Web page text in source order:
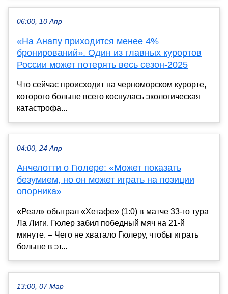
06:00, 10 Апр
«На Анапу приходится менее 4%
бронирований». Один из главных курортов
России может потерять весь сезон-2025
Что сейчас происходит на черноморском курорте,
которого больше всего коснулась экологическая
катастрофа...
04:00, 24 Апр
Анчелотти о Гюлере: «Может показать
безумием, но он может играть на позиции
опорника»
«Реал» обыграл «Хетафе» (1:0) в матче 33-го тура
Ла Лиги. Гюлер забил победный мяч на 21-й
минуте. – Чего не хватало Гюлеру, чтобы играть
больше в эт...
13:00, 07 Мар